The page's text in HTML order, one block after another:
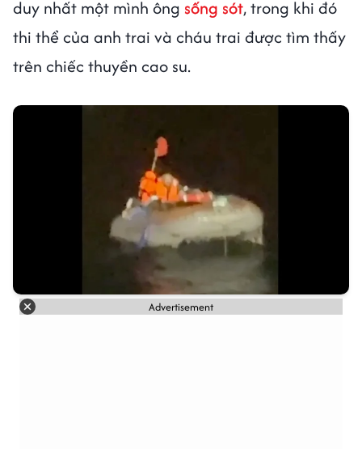
duy nhất một mình ông sống sót, trong khi đó
thi thể của anh trai và cháu trai được tìm thấy
trên chiếc thuyền cao su.
Advertisement